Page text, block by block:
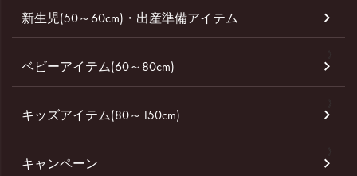
新生児(50～60cm)・出産準備アイテム
ベビーアイテム(60～80cm)
キッズアイテム(80～150cm)
キャンペーン